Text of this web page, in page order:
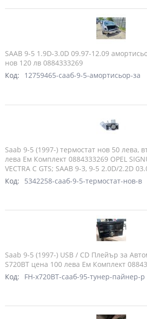
SAAB 9-5 1.9D-3.0D 09.97-12.09
нов 120 лв 0884333269
Код:
12759465-сааб-9-5-амортисьор-за
Saab 9-5 (1997-) термостат нов 50 лева,
лева Ем Комплект 0884333269 OPEL
VECTRA C GTS; SAAB 9-3, 9-5 2.0D/2.2D
Код:
5342258-сааб-9-5-термостат-нов-в
Saab 9-5 (1997-) USB / CD Плейър за
S720BT цена 100 лева Ем Комплект
Код:
FH-x720BT-сааб-95-тунер-пайнер-р